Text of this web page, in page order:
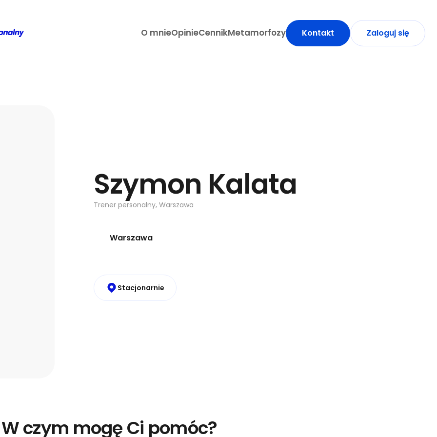
O mnieOpinieCennikMetamorfozy Kontakt Zaloguj się
Szymon Kalata
Trener personalny, Warszawa
Warszawa
Stacjonarnie
W czym mogę Ci pomóc?